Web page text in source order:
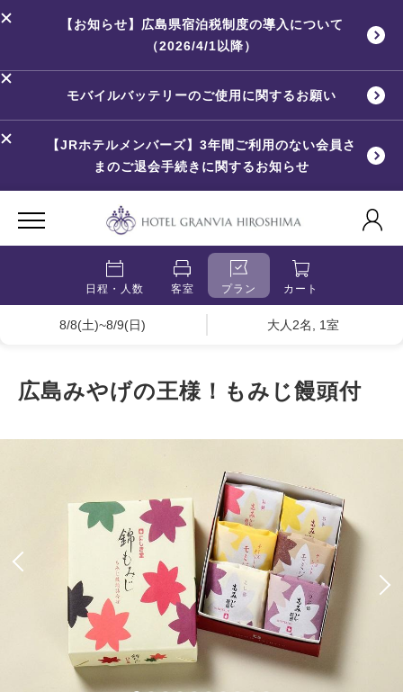
【お知らせ】広島県宿泊税制度の導入について
（2026/4/1以降）
モバイルバッテリーのご使用に関するお願い
【JRホテルメンバーズ】3年間ご利用のない会員さ
まのご退会手続きに関するお知らせ
日程・人数 客室 プラン カート
8/8(土)~8/9(日) 大人2名, 1室
広島みやげの王様！もみじ饅頭付